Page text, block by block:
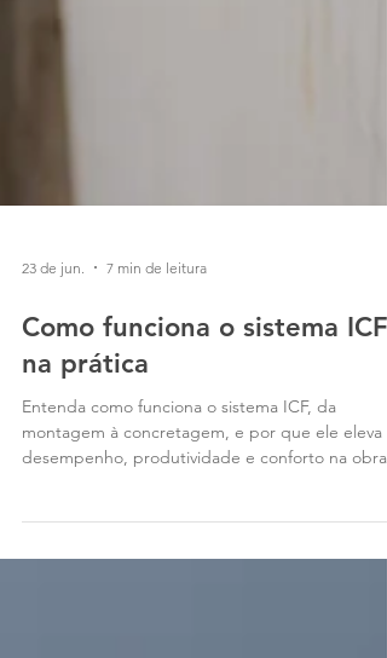
Como funciona o sistema ICF
na prática
Entenda como funciona o sistema ICF, da